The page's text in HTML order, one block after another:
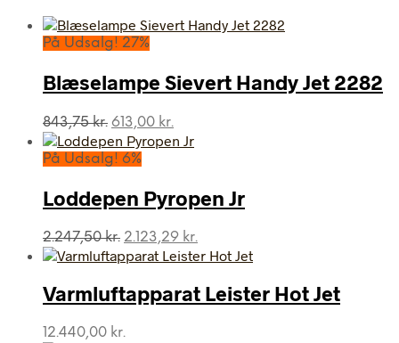
På Udsalg! 27%
Blæselampe Sievert Handy Jet 2282
843,75kr. Den
oprindelige
pris
843,75 kr..
613,00 kr.
aktuelle
613,00 kr..
På Udsalg! 6%
Loddepen Pyropen Jr
2.247,50kr. Den
oprindelige
var:
2.247,50 kr..
2.123,29 kr.
aktuelle
er:
2.123,29 kr..
Varmluftapparat Leister Hot Jet
12.440,00 kr.